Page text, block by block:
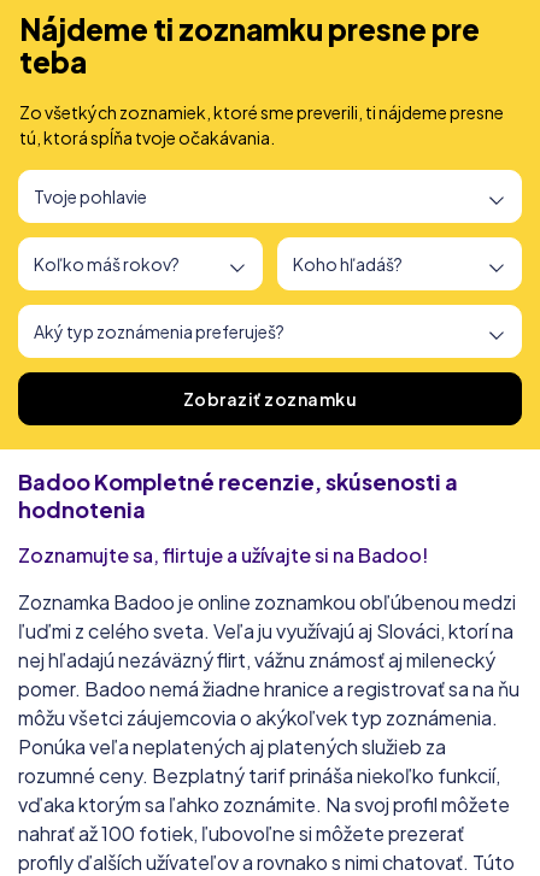
Nájdeme ti zoznamku presne pre
teba
Zo všetkých zoznamiek, ktoré sme preverili, ti nájdeme presne
tú, ktorá spĺňa tvoje očakávania.
Našli sme Zobraziť zoznamku
BadooKompletné recenzie, skúsenosti a
hodnotenia
Zoznamujte sa, flirtuje a užívajte si na Badoo!
Zoznamka Badoo je online zoznamkou obľúbenou medzi
ľuďmi z celého sveta. Veľa ju využívajú aj Slováci, ktorí na
nej hľadajú nezáväzný flirt, vážnu známosť aj milenecký
pomer. Badoo nemá žiadne hranice a registrovať sa na ňu
môžu všetci záujemcovia o akýkoľvek typ zoznámenia.
Ponúka veľa neplatených aj platených služieb za
rozumné ceny. Bezplatný tarif prináša niekoľko funkcií,
vďaka ktorým sa ľahko zoznámite. Na svoj profil môžete
nahrať až 100 fotiek, ľubovoľne si môžete prezerať
profily ďalších užívateľov a rovnako s nimi chatovať. Túto